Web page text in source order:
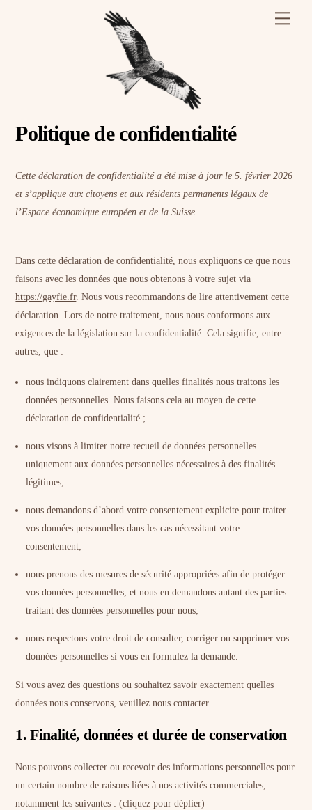
Politique de confidentialité
Cette déclaration de confidentialité a été mise à jour le 5. février 2026
et s’applique aux citoyens et aux résidents permanents légaux de
l’Espace économique européen et de la Suisse.
Dans cette déclaration de confidentialité, nous expliquons ce que nous
faisons avec les données que nous obtenons à votre sujet via
https://gayfie.fr. Nous vous recommandons de lire attentivement cette
déclaration. Lors de notre traitement, nous nous conformons aux
exigences de la législation sur la confidentialité. Cela signifie, entre
autres, que :
nous indiquons clairement dans quelles finalités nous traitons les
données personnelles. Nous faisons cela au moyen de cette
déclaration de confidentialité ;
nous visons à limiter notre recueil de données personnelles
uniquement aux données personnelles nécessaires à des finalités
légitimes;
nous demandons d’abord votre consentement explicite pour traiter
vos données personnelles dans les cas nécessitant votre
consentement;
nous prenons des mesures de sécurité appropriées afin de protéger
vos données personnelles, et nous en demandons autant des parties
traitant des données personnelles pour nous;
nous respectons votre droit de consulter, corriger ou supprimer vos
données personnelles si vous en formulez la demande.
Si vous avez des questions ou souhaitez savoir exactement quelles
données nous conservons, veuillez nous contacter.
1. Finalité, données et durée de conservation
Nous pouvons collecter ou recevoir des informations personnelles pour
un certain nombre de raisons liées à nos activités commerciales,
notamment les suivantes : (cliquez pour déplier)